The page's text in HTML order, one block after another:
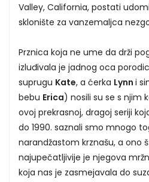
Valley, California, postati
sklonište za vanzemaljca
Prznica koja ne ume da drži
izluđivala je jadnog oca
suprugu Kate, a ćerka Lynn i
bebu Erica) nosili su se s njim
ovoj prekrasnoj, dragoj seriji
do 1990. saznali smo mnogo
narandžastom krznašu, a ono
najupečatljivije je njegova
koja nas je zasmejavala do